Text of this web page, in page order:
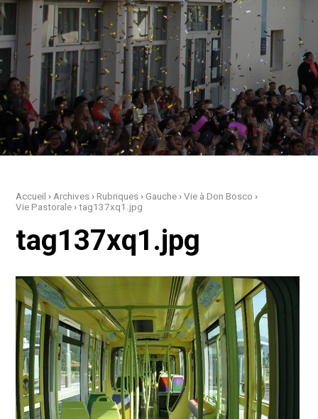
Accueil › Archives ›Rubriques › Gauche ›Vie à Don Bosco ›
Vie Pastorale ›tag137xq1.jpg
tag137xq1.jpg